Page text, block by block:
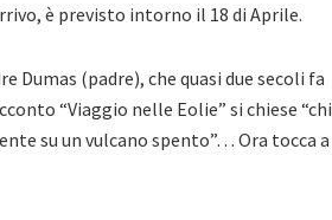
è previsto intorno il 18 di Aprile.
Dumas (padre), che quasi due secoli fa
“Viaggio nelle Eolie” si chiese “chi
su un vulcano spento”… Ora tocca a